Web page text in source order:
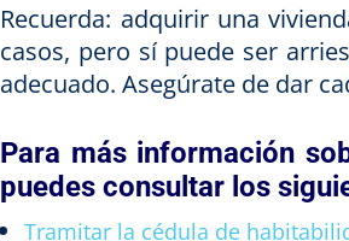
Recuerda: adquirir una
casos, pero sí puede ser
adecuado. Asegúrate de dar
Para más información
puedes consultar los
Tramitar la cédula de